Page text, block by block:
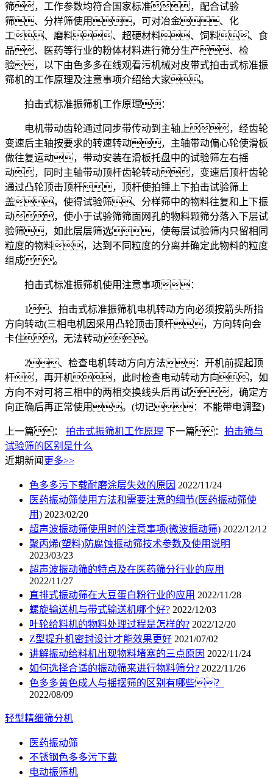
筛，工作参数均符合国家标准，配合试验
筛、分样筛使用，可对冶金、化
工、磨料、超硬材料、饲料、食
品、医药等行业的粉体材料进行筛分生产、检
验，以下由色多多在线观看污机械对皮带式拍击式标准振
筛机的工作原理及注意事项介绍给大家。
拍击式标准振筛机工作原理：
电机带动齿轮通过同步带传动到主轴上，经齿轮
变速后主轴按要求的转速转动，主轴带动偏心轮使滑板
做往复运动，带动安装在滑板托盘中的试验筛左右摇
动，同时主轴带动顶杆齿轮转动，变速后顶杆齿轮
通过凸轮顶击顶杆，顶杆使拍锤上下拍击试验筛上
盖，使得试验筛、分样筛中的物料往复和上下振
动，使小于试验筛筛面网孔的物料颗筛分落入下层试
验筛，如此层层筛选，使每层试验筛内只留相同
粒度的物料，达到不同粒度的分离并确定此物料的粒度
组成。
拍击式标准振筛机使用注意事项：
1、拍击式标准振筛机电机转动方向必须按箭头所指
方向转动(三相电机因采用凸轮顶击顶杆，方向转向会
卡住，无法转动)。
2、检查电机转动方向方法：开机前提起顶
杆，再开机，此时检查电动转动方向，如
方向不对可将三相中的两相交换线头后再试，确定方
向正确后再正常使用。(切记：不能带电调整)
上一篇： 拍击式振筛机工作原理 下一篇： 拍击筛与
试验筛的区别是什么
近期新闻 更多>>
色多多污下载耐磨涂层失效的原因 2022/11/24
医药振动筛使用方法和需要注意的细节(医药振动筛使
用) 2023/02/20
超声波振动筛使用时的注意事项(微波振动筛) 2022/12/12
聚丙烯(塑料)防腐蚀振动筛技术参数及使用说明
2023/03/23
超声波振动筛的特点及在医药筛分行业的应用
2022/11/27
直排式振动筛在大豆蛋白粉行业的应用 2022/11/28
螺旋输送机与带式输送机哪个好? 2022/12/03
叶轮给料机的物料处理过程是怎样的? 2022/12/20
Z型提升机密封设计才能效果更好 2021/07/02
讲解振动给料机出现物料堵塞的三点原因 2022/11/24
如何选择合适的振动筛来进行物料筛分? 2022/11/26
色多多黄色成人与摇摆筛的区别有哪些？
2022/08/09
轻型精细筛分机
医药振动筛
不锈钢色多多污下载
电动振筛机